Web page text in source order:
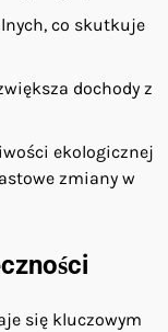
co skutkuje
dochody z
ekologicznej
zmiany w
się kluczowym